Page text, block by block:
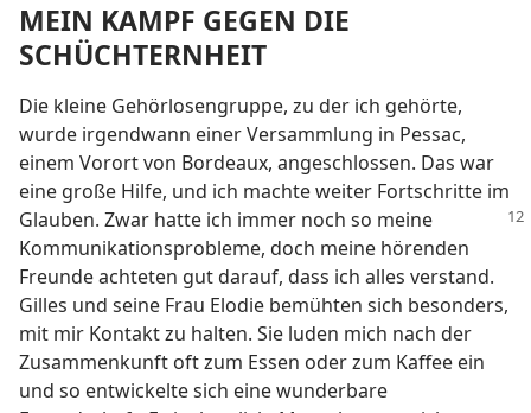
MEIN KAMPF GEGEN DIE
SCHÜCHTERNHEIT
Die kleine Gehörlosengruppe, zu der ich gehörte,
wurde irgendwann einer Versammlung in Pessac,
einem Vorort von Bordeaux, angeschlossen. Das war
eine große Hilfe, und ich machte weiter Fortschritte im
Glauben. Zwar hatte ich immer noch so meine
Kommunikationsprobleme, doch meine hörenden
Freunde achteten gut darauf, dass ich alles verstand.
Gilles und seine Frau Elodie bemühten sich besonders,
mit mir Kontakt zu halten. Sie luden mich nach der
Zusammenkunft oft zum Essen oder zum Kaffee ein
und so entwickelte sich eine wunderbare